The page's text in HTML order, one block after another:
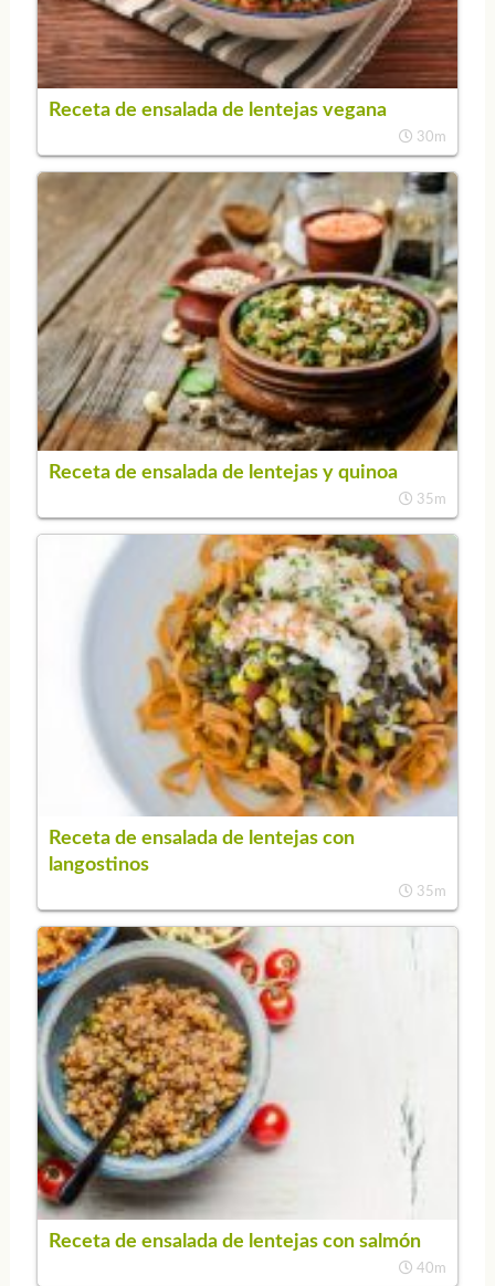
Receta de ensalada de lentejas vegana
30m
Receta de ensalada de lentejas y quinoa
35m
Receta de ensalada de lentejas con
langostinos
35m
Receta de ensalada de lentejas con salmón
40m